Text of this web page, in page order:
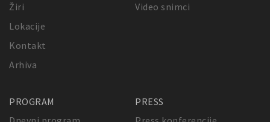
Žiri
Lokacije
Kontakt
Arhiva
Video snimci
PROGRAM
PRESS